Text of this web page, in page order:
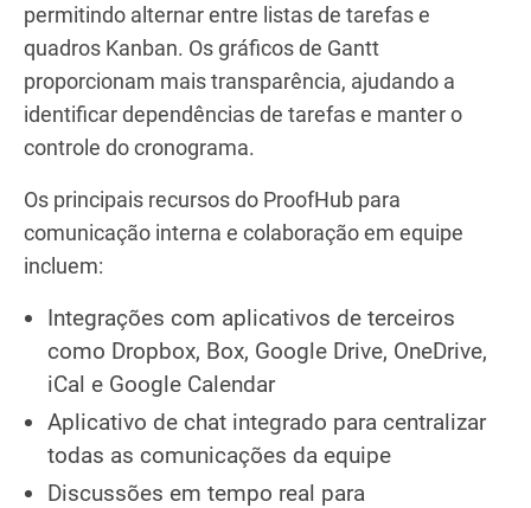
permitindo alternar entre listas de tarefas e
quadros Kanban. Os gráficos de Gantt
proporcionam mais transparência, ajudando a
identificar dependências de tarefas e manter o
controle do cronograma.
Os principais recursos do ProofHub para
comunicação interna e colaboração em equipe
incluem:
Integrações com aplicativos de terceiros
como Dropbox, Box, Google Drive, OneDrive,
iCal e Google Calendar
Aplicativo de chat integrado para centralizar
todas as comunicações da equipe
Discussões em tempo real para